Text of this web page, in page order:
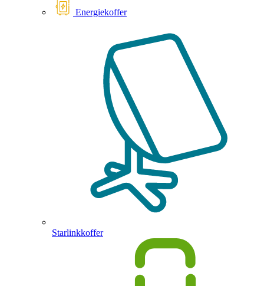
Energiekoffer
Starlinkkoffer